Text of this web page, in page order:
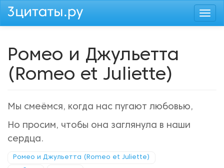
Перейти
Ромео и Джульетта
(Romeo et Juliette)
Мы смеёмся, когда нас пугают любовью,
Но просим, чтобы она заглянула в наши
сердца.
Ромео и Джульетта (Romeo et Juliette)